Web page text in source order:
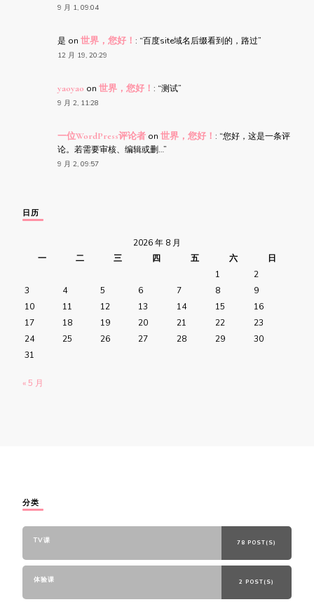
9 月 1, 09:04
是 on 世界，您好！ : “百度site域名后缀看到的，路过”
12 月 19, 20:29
yaoyao on 世界，您好！ : “测试”
9 月 2, 11:28
一位WordPress评论者 on 世界，您好！ : “您好，这是一条评
论。若需要审核、编辑或删…”
9 月 2, 09:57
日历
2026 年 8 月
一
二 三 四 五 六
日
1
2
3
4 5 6 7 8
9
10
11 12 13 14 15
16
17
18 19 20 21 22
23
24
25 26 27 28 29
30
31
« 5 月
分类
TV课 78 POST(S)
体验课 2 POST(S)